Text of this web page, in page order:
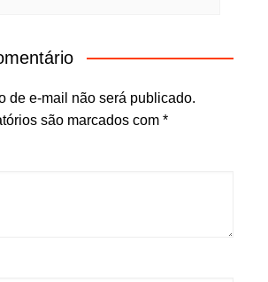
de e-mail não será publicado.
são marcados com *